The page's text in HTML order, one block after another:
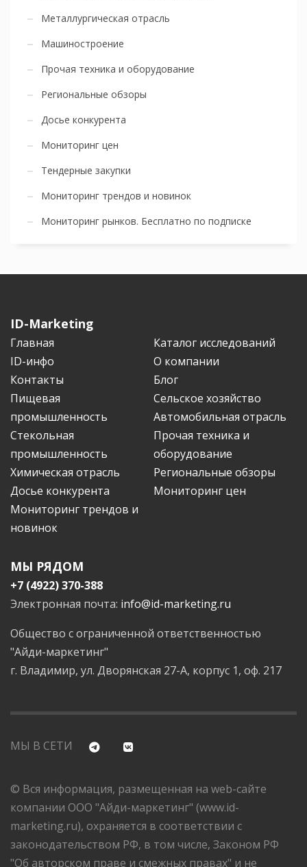
Металлургическая отрасль
Машиностроение
Прочая техника и оборудование
Региональные обзоры
Досье конкурента
Мониторинг цен
Тендерные закупки
Мониторинг трендов и новинок
Мониторинг рынков. Бесплатно по подписке
ID-Marketing
Главная
Каталог исследований
ID-инфо
О компании
Контакты
Блог
Пищевая
промышленность
Сельское хозяйство
Автомобильная отрасль
Стекольная
промышленность
Прочая техника и
оборудование
Химическая отрасль
Региональные обзоры
Досье конкурента
Мониторинг цен
Мониторинг трендов и
новинок
МЫ РЯДОМ
+7 (4922) 370-388
Электронная почта: info@id-marketing.ru
Общество с ограниченной ответственностью
"Айди-маркетинг"
г. Владимир, ул. Дворянская 27-А, корпус 1, оф. 217
МЫ В СЕТИ
© Вся информация, размещенная на web-сайте
компании ООО "Айди-маркетинг" (www.id-
marketing.ru), охраняется в соответствии с
законодательством РФ, в том числе, Законом РФ
"Об авторском праве и смежных правах" и не